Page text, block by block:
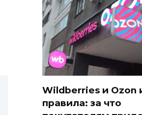
Wildberries и Ozon
правила: за что